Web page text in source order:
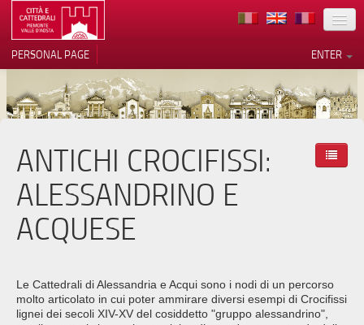
LOCATION
ARCHITECTURE
EVENTS
HOST
CONTACTS
ENTER
PERSONAL PAGE
ANTICHI CROCIFISSI:
ALESSANDRINO E
ACQUESE
Le Cattedrali di Alessandria e Acqui sono i nodi di un percorso
molto articolato in cui poter ammirare diversi esempi di Crocifissi
lignei dei secoli XIV-XV del cosiddetto "gruppo alessandrino",
Your Privacy Choices